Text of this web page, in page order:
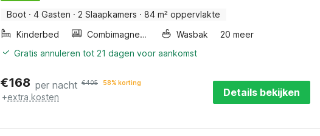
Boot · 4 Gasten · 2 Slaapkamers · 84 m² oppervlakte
Kinderbed
Combimagnetron Wasbak
20 meer
Gratis annuleren tot 21 dagen voor aankomst
€168 per nacht €405 58% korting
+extra kosten Details bekijken